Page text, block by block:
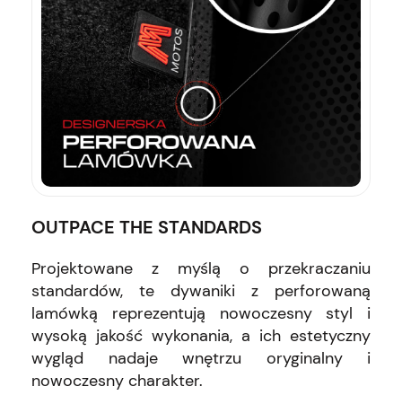
OUTPACE THE STANDARDS
Projektowane z myślą o przekraczaniu
standardów, te dywaniki z perforowaną
lamówką reprezentują nowoczesny styl i
wysoką jakość wykonania, a ich estetyczny
wygląd nadaje wnętrzu oryginalny i
nowoczesny charakter.